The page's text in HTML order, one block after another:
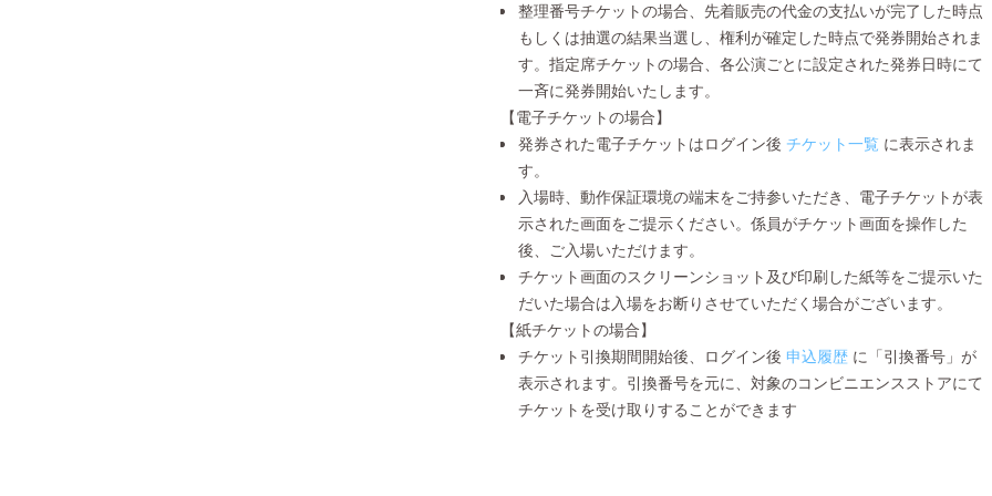
整理番号チケットの場合、先着販売の代金の支払いが完了した時点
もしくは抽選の結果当選し、権利が確定した時点で発券開始されま
す。指定席チケットの場合、各公演ごとに設定された発券日時にて
一斉に発券開始いたします。
【電子チケットの場合】
発券された電子チケットはログイン後 チケット一覧 に表示されま
す。
入場時、動作保証環境の端末をご持参いただき、電子チケットが表
示された画面をご提示ください。係員がチケット画面を操作した
後、ご入場いただけます。
チケット画面のスクリーンショット及び印刷した紙等をご提示いた
だいた場合は入場をお断りさせていただく場合がございます。
【紙チケットの場合】
チケット引換期間開始後、ログイン後 申込履歴 に「引換番号」が
表示されます。引換番号を元に、対象のコンビニエンスストアにて
チケットを受け取りすることができます